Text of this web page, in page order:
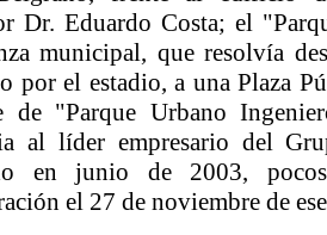
Dr. Eduardo Costa; el
municipal, que resolvía
por el estadio, a una Plaza
de "Parque Urbano
al líder empresario del
en junio de 2003,
el 27 de noviembre de